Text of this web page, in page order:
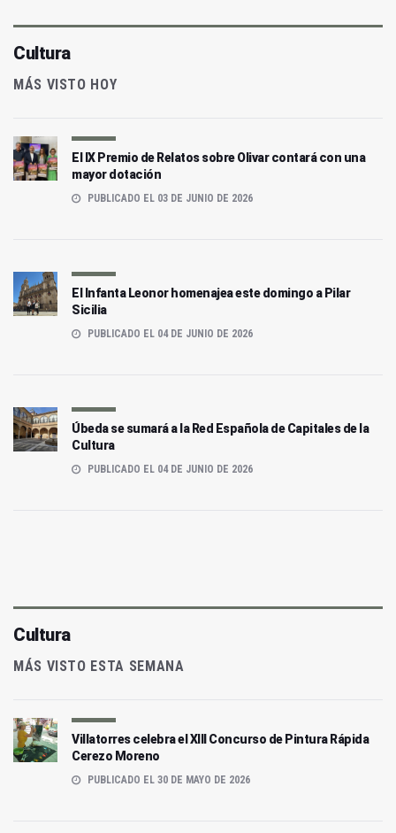
Cultura
MÁS VISTO HOY
El IX Premio de Relatos sobre Olivar contará con una
mayor dotación
PUBLICADO EL 03 DE JUNIO DE 2026
El Infanta Leonor homenajea este domingo a Pilar
Sicilia
PUBLICADO EL 04 DE JUNIO DE 2026
Úbeda se sumará a la Red Española de Capitales de la
Cultura
PUBLICADO EL 04 DE JUNIO DE 2026
Cultura
MÁS VISTO ESTA SEMANA
Villatorres celebra el XIII Concurso de Pintura Rápida
Cerezo Moreno
PUBLICADO EL 30 DE MAYO DE 2026